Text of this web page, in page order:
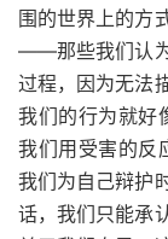
围的世界上的方
——那些我们认
过程，因为无法
我们的行为就好
我们用受害的反
我们为自己辩护
话，我们只能承